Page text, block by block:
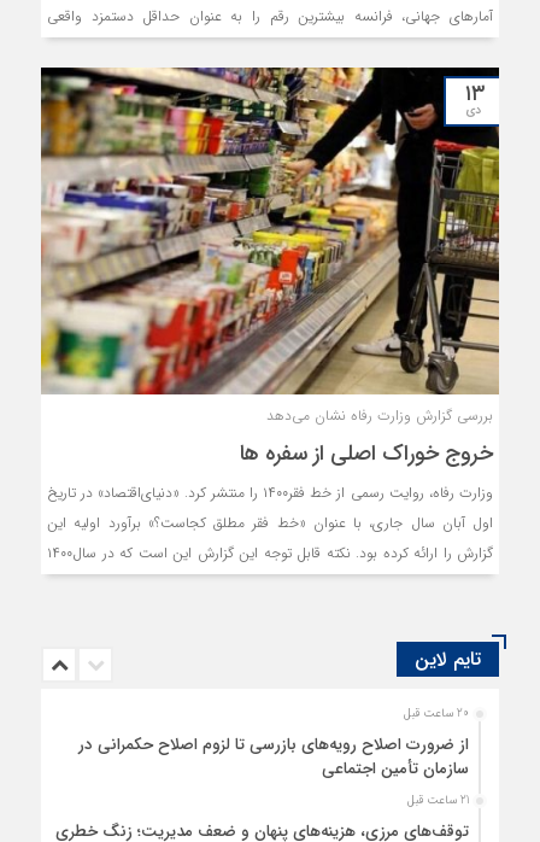
آمارهای جهانی، فرانسه بیشترین رقم را به عنوان حداقل دستمزد واقعی
۱۳
دی
بررسی گزارش وزارت رفاه نشان می‌دهد
خروج خوراک اصلی از سفره ها
وزارت رفاه، روایت رسمی از خط فقر۱۴۰۰ را منتشر کرد. «دنیای‌اقتصاد» در تاریخ
اول آبان سال جاری، با عنوان «خط فقر مطلق کجاست؟» برآورد اولیه این
گزارش را ارائه کرده بود. نکته قابل توجه این گزارش این است که در سال۱۴۰۰
نسبت به سال۱۳۹۹، متوسط مصرف کالاهای اساسی نظیر مرغ، برنج، شیر و
تایم لاین
20 ساعت قبل
از ضرورت اصلاح رویه‌های بازرسی تا لزوم اصلاح حکمرانی در
سازمان تأمین اجتماعی
21 ساعت قبل
توقف‌های مرزی، هزینه‌های پنهان و ضعف مدیریت؛ زنگ خطری